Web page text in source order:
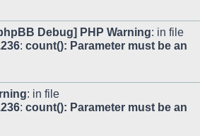
Debug] PHP Warning: in file
: count(): Parameter must be an
: in file
: count(): Parameter must be an